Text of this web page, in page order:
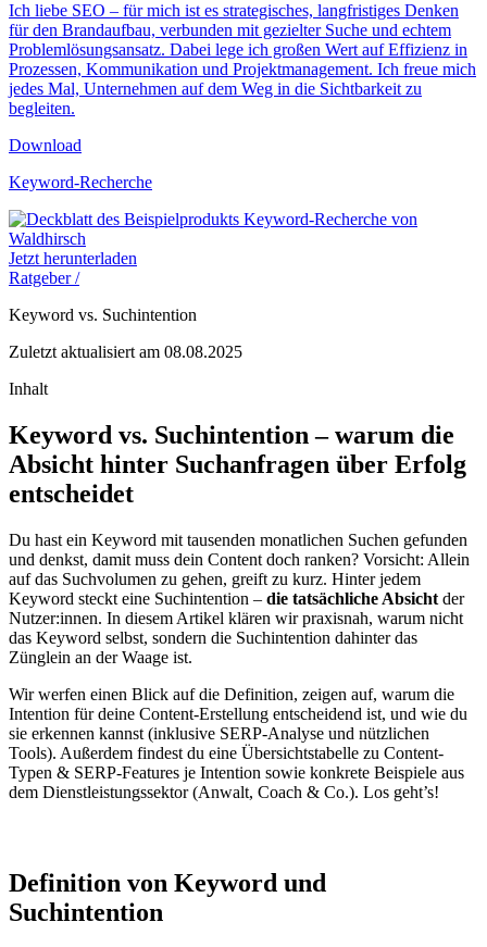
Ich liebe SEO – für mich ist es strategisches, langfristiges Denken
für den Brandaufbau, verbunden mit gezielter Suche und echtem
Problemlösungsansatz. Dabei lege ich großen Wert auf Effizienz in
Prozessen, Kommunikation und Projektmanagement. Ich freue mich
jedes Mal, Unternehmen auf dem Weg in die Sichtbarkeit zu
begleiten.
Download
Keyword-Recherche
Jetzt herunterladen
Ratgeber /
Keyword vs. Suchintention
Zuletzt aktualisiert am 08.08.2025
Inhalt
Keyword vs. Suchintention – warum die
Absicht hinter Suchanfragen über Erfolg
entscheidet
Du hast ein Keyword mit tausenden monatlichen Suchen gefunden
und denkst, damit muss dein Content doch ranken? Vorsicht: Allein
auf das Suchvolumen zu gehen, greift zu kurz. Hinter jedem
Keyword steckt eine Suchintention – die tatsächliche Absicht der
Nutzer:innen. In diesem Artikel klären wir praxisnah, warum nicht
das Keyword selbst, sondern die Suchintention dahinter das
Zünglein an der Waage ist.
Wir werfen einen Blick auf die Definition, zeigen auf, warum die
Intention für deine Content-Erstellung entscheidend ist, und wie du
sie erkennen kannst (inklusive SERP-Analyse und nützlichen
Tools). Außerdem findest du eine Übersichtstabelle zu Content-
Typen & SERP-Features je Intention sowie konkrete Beispiele aus
dem Dienstleistungssektor (Anwalt, Coach & Co.). Los geht’s!
Definition von Keyword und
Suchintention